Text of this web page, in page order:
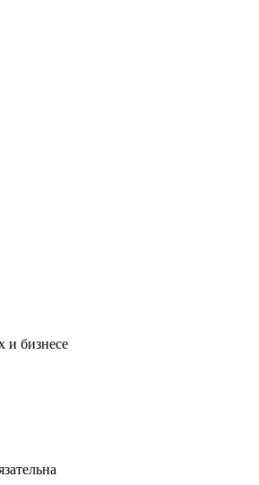
и бизнесе